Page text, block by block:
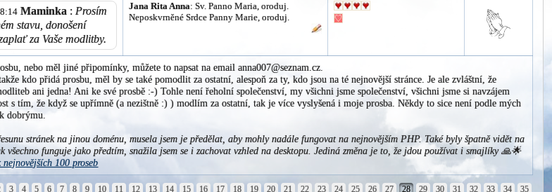
Maminka : Prosím
stavu, donošení
za Vaše modlitby.
Jana Rita Anna: Sv. Panno Maria, oroduj.
Neposkvrněné Srdce Panny Marie, oroduj.
nebo měl jiné připomínky, můžete to napsat na email anna007@seznam.cz.
kdo přidá prosbu, měl by se také pomodlit za ostatní, alespoň za ty, kdo jsou na té nejnovější stránce. Je ale zvláštní, že
ani jedna! Ani ke své prosbě :-) Tohle není řeholní společenství, my všichni jsme společenství, všichni jsme si navzájem
s tím, že když se upřímně (a nezištně :) ) modlím za ostatní, tak je více vyslyšená i moje prosba. Někdy to sice není podle mých
dobrýmu.
stránek na jinou doménu, musela jsem je předělat, aby mohly nadále fungovat na nejnovějším PHP. Také byly špatně vidět na
všechno funguje jako předtím, snažila jsem se i zachovat vzhled na desktopu. Jediná změna je to, že jdou používat i smajlíky 🙏🌟
nejnovějších 100 proseb
3 4 5 6 7 8 9 10 11 12 13 14 15 16 17 18 19 20 21 22 23 24 25 26 27 28 29 30 31 32 33 34 35